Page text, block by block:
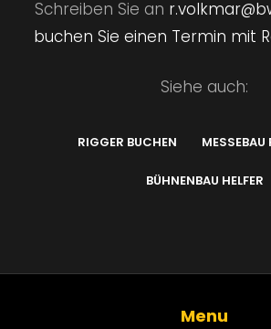
Schreiben Sie an
buchen Sie einen Termin mit
Siehe auch:
RIGGER BUCHEN MESSEBAU
BÜHNENBAU HELFER
Menu